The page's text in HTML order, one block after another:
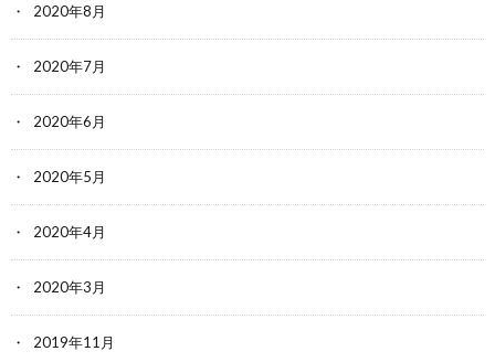
2020年8月
2020年7月
2020年6月
2020年5月
2020年4月
2020年3月
2019年11月